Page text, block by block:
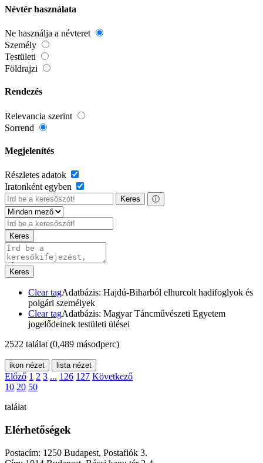
Névtér használata
Ne használja a névteret
Személy
Testületi
Földrajzi
Rendezés
Relevancia szerint
Sorrend
Megjelenítés
Részletes adatok
Iratonként egyben
Keres ⓘ
Keres
Keres
Clear tagAdatbázis: Hajdú-Biharból elhurcolt hadifoglyok és
polgári személyek
Clear tagAdatbázis: Magyar Táncművészeti Egyetem
jogelődeinek testületi ülései
2522 találat (0,489 másodperc)
ikon nézet lista nézet
Előző 1 2 3 ... 126 127 Következő
10 20 50
találat
Elérhetőségek
Postacím: 1250 Budapest, Postafiók 3.